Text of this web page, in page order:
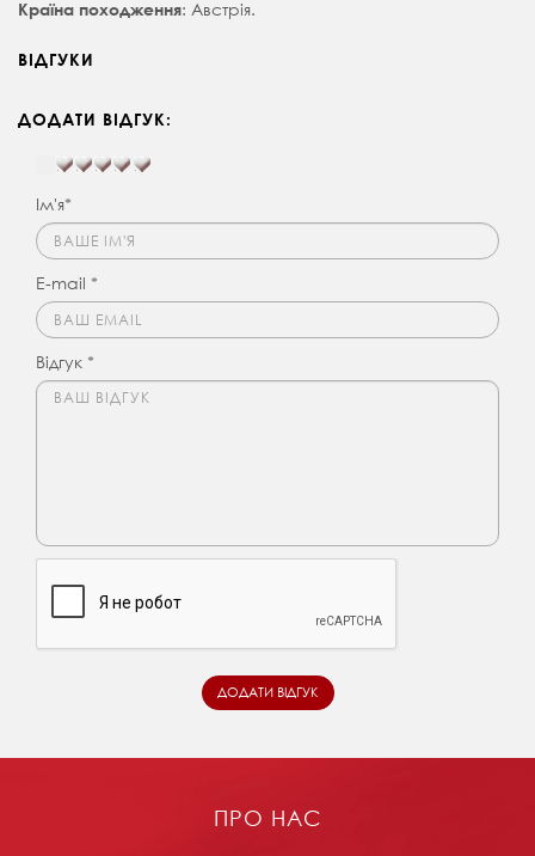
Країна походження: Австрія.
ВІДГУКИ
ДОДАТИ ВІДГУК:
Ім'я*
E-mail *
Відгук *
ПРО НАС